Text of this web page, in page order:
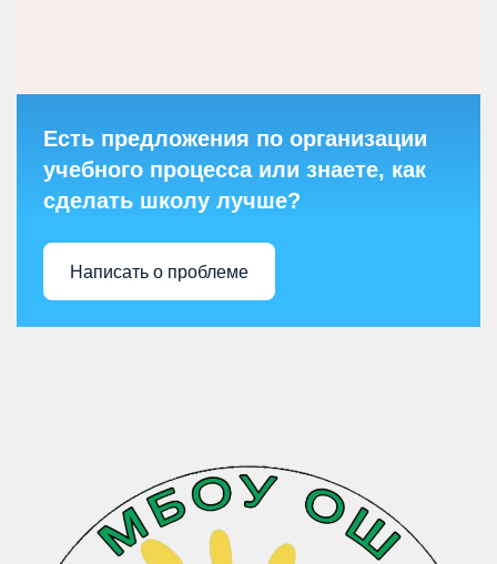
Есть предложения по организации
учебного процесса или знаете, как
сделать школу лучше?
Написать о проблеме